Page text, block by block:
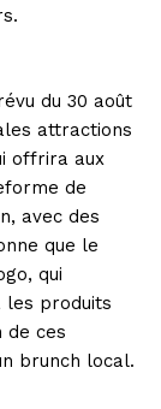
du 30 août
attractions
offrira aux
de
avec des
que le
qui
les produits
de ces
brunch local.